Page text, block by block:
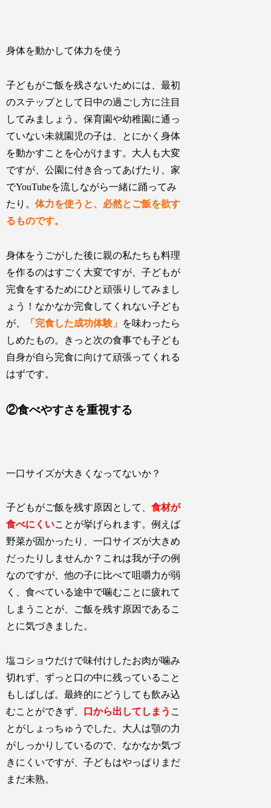
身体を動かして体力を使う
子どもがご飯を残さないためには、最初
のステップとして日中の過ごし方に注目
してみましょう。保育園や幼稚園に通っ
ていない未就園児の子は、とにかく身体
を動かすことを心がけます。大人も大変
ですが、公園に付き合ってあげたり、家
でYouTubeを流しながら一緒に踊ってみ
たり。体力を使うと、必然とご飯を欲す
るものです。
身体をうごがした後に親の私たちも料理
を作るのはすごく大変ですが、子どもが
完食をするためにひと頑張りしてみまし
ょう！なかなか完食してくれない子ども
が、
「完食した成功体験」 を味わったら
しめたもの。きっと次の食事でも子ども
自身が自ら完食に向けて頑張ってくれる
はずです。
②食べやすさを重視する
一口サイズが大きくなってないか？
子どもがご飯を残す原因として、食材が
食べにくいことが挙げられます。例えば
野菜が固かったり、一口サイズが大きめ
だったりしませんか？これは我が子の例
なのですが、他の子に比べて咀嚼力が弱
く、食べている途中で噛むことに疲れて
しまうことが、ご飯を残す原因であるこ
とに気づきました。
塩コショウだけで味付けしたお肉が噛み
切れず、ずっと口の中に残っていること
もしばしば。最終的にどうしても飲み込
むことができず、
口から出してしまう こ
とがしょっちゅうでした。大人は顎の力
がしっかりしているので、なかなか気づ
きにくいですが、子どもはやっぱりまだ
まだ未熟。